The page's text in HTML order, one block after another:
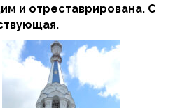
и отреставрирована. С